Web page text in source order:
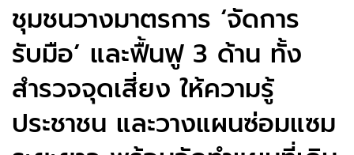
ชุมชนวางมาตรการ ‘จัดการ
รับมือ’ และฟื้นฟู 3 ด้าน ทั้ง
สำรวจจุดเสี่ยง ให้ความรู้
ประชาชน และวางแผนซ่อมแซม